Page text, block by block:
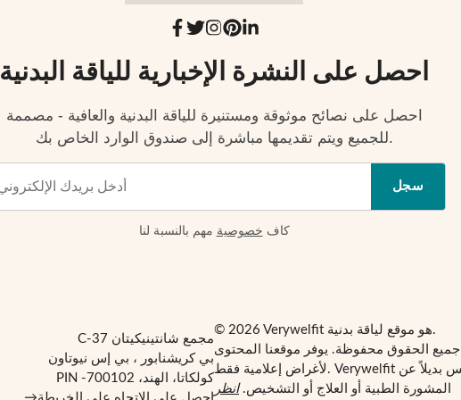
احصل على النشرة الإخبارية للياقة البدنية
احصل على نصائح موثوقة ومستنيرة للياقة البدنية والعافية - مصممة
للجميع ويتم تقديمها مباشرة إلى صندوق الوارد الخاص بك.
سجل
كاف خصوصية مهم بالنسبة لنا
مجمع شانتينيكيتان C-37
بي كريشنابور ، بي إس نيوتاون
كولكاتا، الهند، PIN -700102
© 2026 Verywelfit هو موقع لياقة بدنية.
جميع الحقوق محفوظة. يوفر موقعنا المحتوى
لأغراض إعلامية فقط. Verywelfit ليس بديلاً عن
المشورة الطبية أو العلاج أو التشخيص.انظر